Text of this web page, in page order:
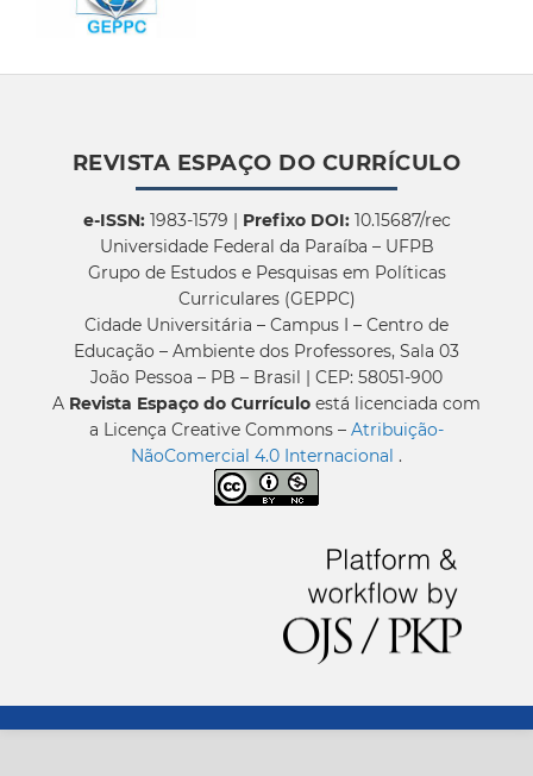
REVISTA ESPAÇO DO CURRÍCULO
e-ISSN:1983-1579 | Prefixo DOI:10.15687/rec
Universidade Federal da Paraíba – UFPB
Grupo de Estudos e Pesquisas em Políticas
Curriculares (GEPPC)
Cidade Universitária – Campus I – Centro de
Educação – Ambiente dos Professores, Sala 03
João Pessoa – PB – Brasil | CEP: 58051-900
A Revista Espaço do Currículo está licenciada com
a Licença Creative Commons – Atribuição-
NãoComercial 4.0 Internacional .